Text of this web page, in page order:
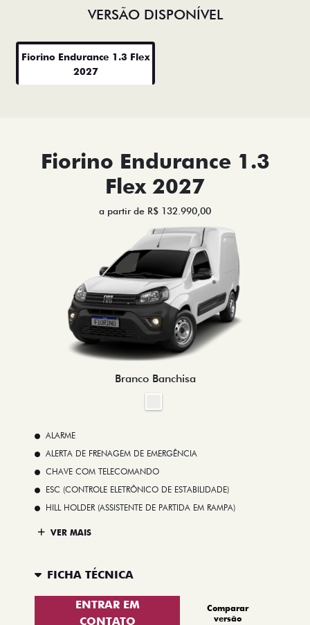
VERSÃO DISPONÍVEL
Fiorino Endurance 1.3 Flex
2027
Fiorino Endurance 1.3
Flex 2027
a partir de R$ 132.990,00
Branco Banchisa
ALARME
ALERTA DE FRENAGEM DE EMERGÊNCIA
CHAVE COM TELECOMANDO
ESC (CONTROLE ELETRÔNICO DE ESTABILIDADE)
HILL HOLDER (ASSISTENTE DE PARTIDA EM RAMPA)
VER MAIS
FICHA TÉCNICA
ENTRAR EM
CONTATO
Comparar
versão